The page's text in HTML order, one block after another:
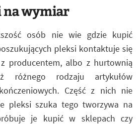
na wymiar
osób nie wie gdzie kupić
pleksi kontaktuje się
producentem, albo z hurtownią
różnego rodzaju artykułów
Część z nich nie
pleksi szuka tego tworzywa na
je kupić w sklepach czy